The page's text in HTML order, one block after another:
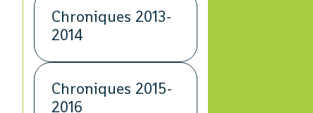
Chroniques 2013-
2014
Chroniques 2015-
2016